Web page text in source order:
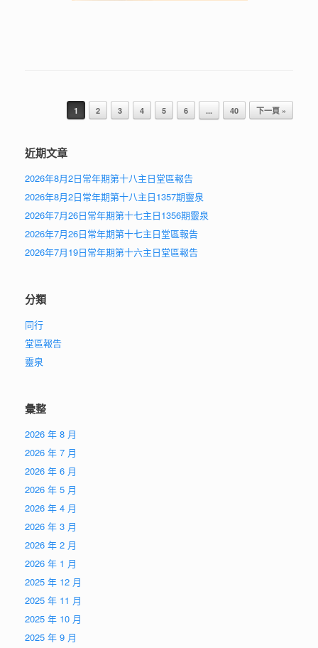
Post navigation
1 2 3 4 5 6 ... 40 下一頁 »
近期文章
2026年8月2日常年期第十八主日堂區報告
2026年8月2日常年期第十八主日1357期靈泉
2026年7月26日常年期第十七主日1356期靈泉
2026年7月26日常年期第十七主日堂區報告
2026年7月19日常年期第十六主日堂區報告
分類
同行
堂區報告
靈泉
彙整
2026 年 8 月
2026 年 7 月
2026 年 6 月
2026 年 5 月
2026 年 4 月
2026 年 3 月
2026 年 2 月
2026 年 1 月
2025 年 12 月
2025 年 11 月
2025 年 10 月
2025 年 9 月